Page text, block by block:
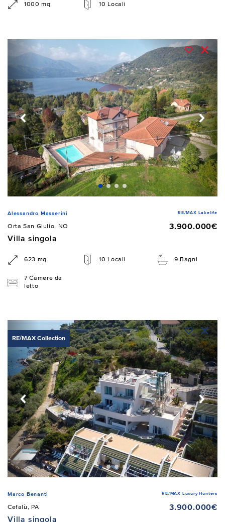
1000 mq 10 Locali
Alessandro Masserini RE/MAX Lakelife
Orta San Giulio, NO
3.900.000€
Villa singola
623 mq 10 Locali 9 Bagni
7 Camere da
letto
RE/MAX Collection
Marco Benanti RE/MAX Luxury Hunters
Cefalù, PA
3.900.000€
Villa singola